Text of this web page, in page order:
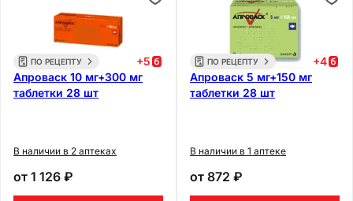
ПО РЕЦЕПТУ +5
Апроваск 10 мг+300 мг
таблетки 28 шт
В наличии в 2 аптеках
от 1 126 ₽
ПО РЕЦЕПТУ +4
Апроваск 5 мг+150 мг
таблетки 28 шт
В наличии в 1 аптеке
от 872 ₽